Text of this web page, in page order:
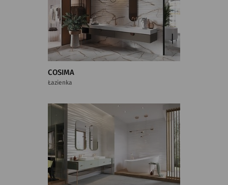
COSIMA
Łazienka